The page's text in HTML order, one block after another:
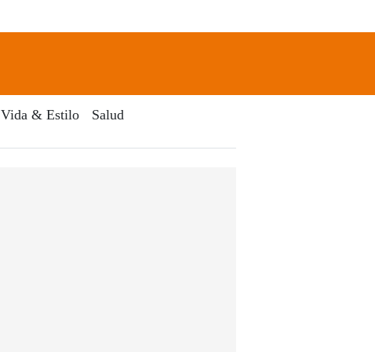
Search
Vida & Estilo Salud